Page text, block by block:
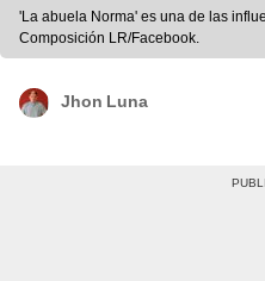
'La abuela Norma' es una de las
Composición LR/Facebook.
Jhon Luna